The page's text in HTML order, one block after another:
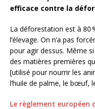
efficace contre la
La déforestation est à 80
l’élevage. On n’a pas
pour agir dessus. Même
des matières premières
[utilisé pour nourrir les
l’huile de palme, le bœuf,
Le règlement